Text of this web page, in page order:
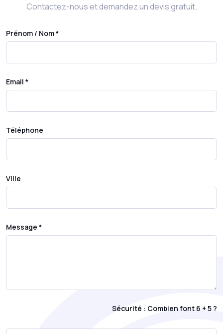
Contactez-nous et demandez un devis gratuit.
Prénom / Nom *
Email *
Téléphone
Ville
Message *
Sécurité : Combien font 6 + 5 ?